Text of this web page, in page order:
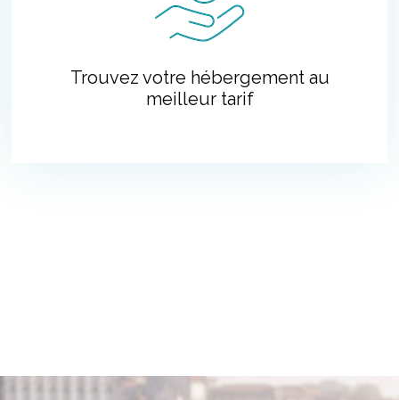
Trouvez votre hébergement au
meilleur tarif